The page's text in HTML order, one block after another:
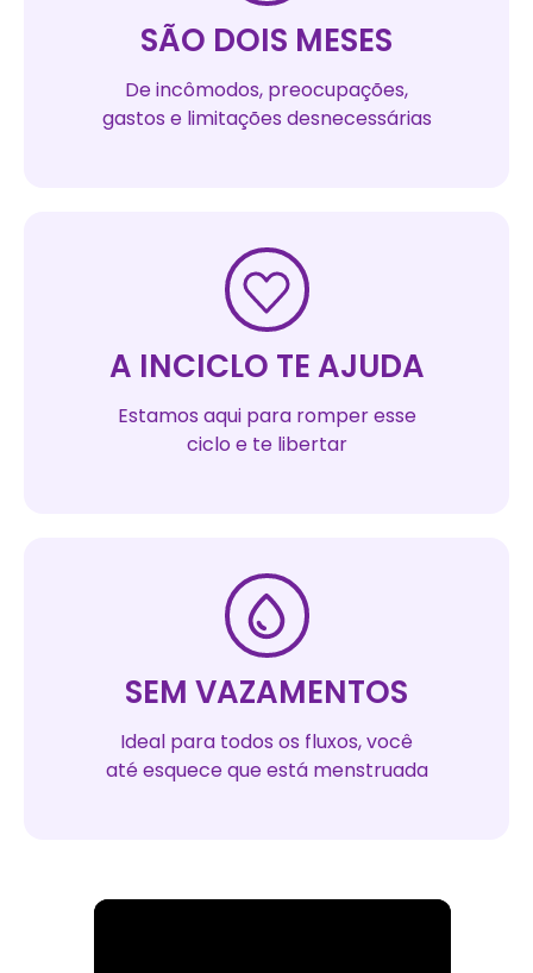
SÃO DOIS MESES
De incômodos, preocupações,
gastos e limitações desnecessárias
A INCICLO TE AJUDA
Estamos aqui para romper esse
ciclo e te libertar
SEM VAZAMENTOS
Ideal para todos os fluxos, você
até esquece que está menstruada